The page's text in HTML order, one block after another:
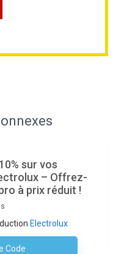
sur vos
– Offrez-
à prix réduit !
Electrolux
Code